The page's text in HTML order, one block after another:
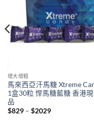
增大增粗
馬來西亞汗馬糖 Xtreme
1盒30粒 悍馬糖藍糖 香港
品
$829 – $2029Price